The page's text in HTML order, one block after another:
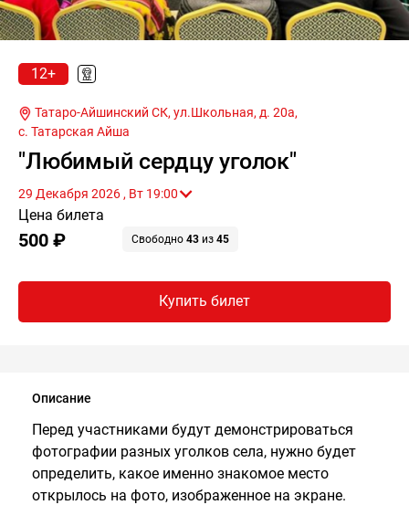
12+
Татаро-Айшинский СК, ул.Школьная, д. 20а,
с. Татарская Айша
"Любимый сердцу уголок"
29 Декабря 2026 , Вт 19:00
Цена билета
500 ₽ Свободно 43 из 45
Купить билет
Описание
Перед участниками будут демонстрироваться
фотографии разных уголков села, нужно будет
определить, какое именно знакомое место
открылось на фото, изображенное на экране.